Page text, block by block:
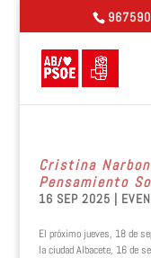
Cristina
Pensamiento
16 SEP 2025 |
El próximo jueves, 18 de
la ciudad Albacete, 16 de